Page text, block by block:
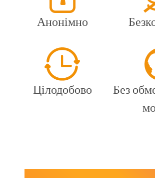
Анонімно
Цілодобово
Без